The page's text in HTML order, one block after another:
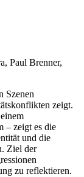
Paul Brenner,
Szenen
zeigt.
– zeigt es die
und die
Ziel der
zu reflektieren.